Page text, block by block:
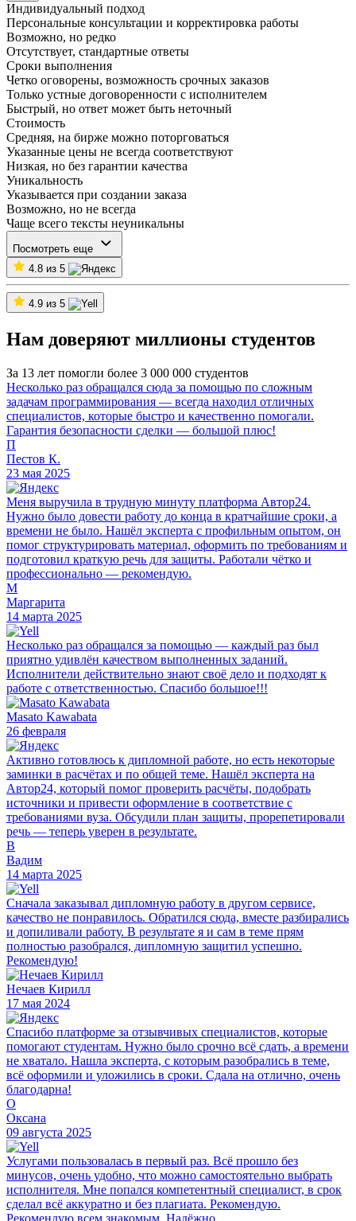
Индивидуальный подход
Персональные консультации и корректировка работы
Возможно, но редко
Отсутствует, стандартные ответы
Сроки выполнения
Четко оговорены, возможность срочных заказов
Только устные договоренности с исполнителем
Быстрый, но ответ может быть неточный
Стоимость
Средняя, на бирже можно поторговаться
Указанные цены не всегда соответствуют
Низкая, но без гарантии качества
Уникальность
Указывается при создании заказа
Возможно, но не всегда
Чаще всего тексты неуникальны
Посмотреть еще
4.8 из 5
4.9 из 5
Нам доверяют миллионы студентов
За 13 лет помогли более 3 000 000 студентов
Несколько раз обращался сюда за помощью по сложным
задачам программирования — всегда находил отличных
специалистов, которые быстро и качественно помогали.
Гарантия безопасности сделки — большой плюс!
П
Пестов К.
23 мая 2025
Меня выручила в трудную минуту платформа Автор24.
Нужно было довести работу до конца в кратчайшие сроки, а
времени не было. Нашёл эксперта с профильным опытом, он
помог структурировать материал, оформить по требованиям и
подготовил краткую речь для защиты. Работали чётко и
профессионально — рекомендую.
М
Маргарита
14 марта 2025
Несколько раз обращался за помощью — каждый раз был
приятно удивлён качеством выполненных заданий.
Исполнители действительно знают своё дело и подходят к
работе с ответственностью. Спасибо большое!!!
Masato Kawabata
26 февраля
Активно готовлюсь к дипломной работе, но есть некоторые
заминки в расчётах и по общей теме. Нашёл эксперта на
Автор24, который помог проверить расчёты, подобрать
источники и привести оформление в соответствие с
требованиями вуза. Обсудили план защиты, прорепетировали
речь — теперь уверен в результате.
В
Вадим
14 марта 2025
Сначала заказывал дипломную работу в другом сервисе,
качество не понравилось. Обратился сюда, вместе разбирались
и допиливали работу. В результате я и сам в теме прям
полностью разобрался, дипломную защитил успешно.
Рекомендую!
Нечаев Кирилл
17 мая 2024
Спасибо платформе за отзывчивых специалистов, которые
помогают студентам. Нужно было срочно всё сдать, а времени
не хватало. Нашла эксперта, с которым разобрались в теме,
всё оформили и уложились в сроки. Сдала на отлично, очень
благодарна!
О
Оксана
09 августа 2025
Услугами пользовалась в первый раз. Всё прошло без
минусов, очень удобно, что можно самостоятельно выбрать
исполнителя. Мне попался компетентный специалист, в срок
сделал всё аккуратно и без плагиата. Рекомендую.
Рекомендую всем знакомым. Надёжно.